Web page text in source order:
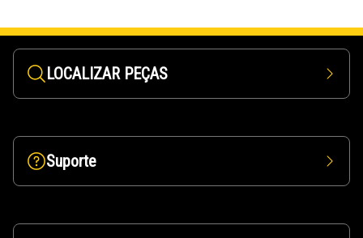
LOCALIZAR PEÇAS
Suporte